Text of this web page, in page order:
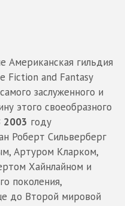
Американская гильдия
Fiction and Fantasy
заслуженного и
этого своеобразного
2003 году
Роберт Сильверберг
Артуром Кларком,
Хайнлайном и
поколения,
до Второй мировой